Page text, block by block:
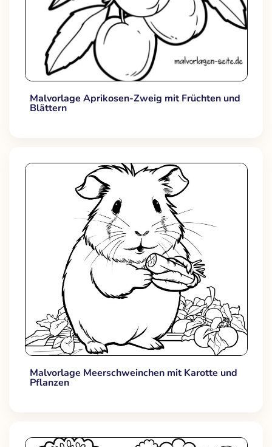
Malvorlage Aprikosen-Zweig mit Früchten und
Blättern
Malvorlage Meerschweinchen mit Karotte und
Pflanzen